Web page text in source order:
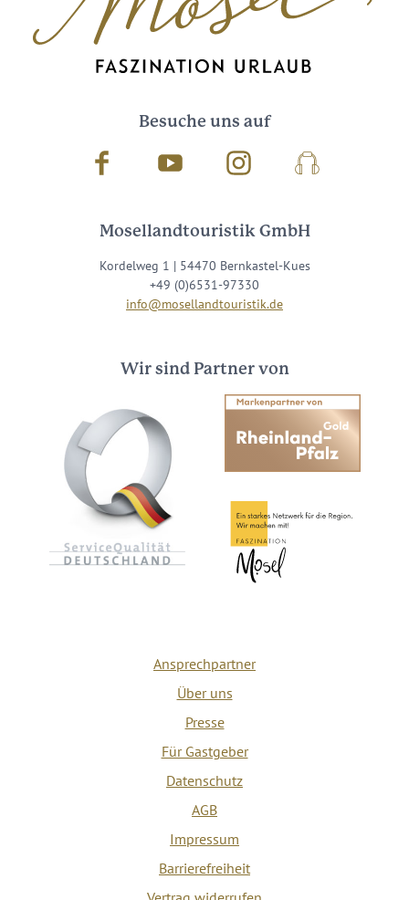
Besuche uns auf
Facebook Youtube InstagramPodcast
Mosellandtouristik GmbH
Kordelweg 1 | 54470 Bernkastel-Kues
+49 (0)6531-97330
info@mosellandtouristik.de
Wir sind Partner von
Ansprechpartner
Über uns
Presse
Für Gastgeber
Datenschutz
AGB
Impressum
Barrierefreiheit